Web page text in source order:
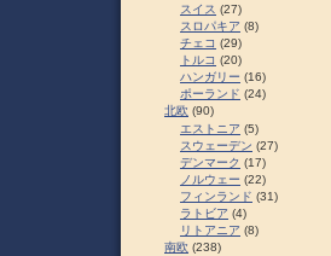
スイス (27)
スロパキア (8)
チェコ (29)
トルコ (20)
ハンガリー (16)
ポーランド (24)
北欧 (90)
エストニア (5)
スウェーデン (27)
デンマーク (17)
ノルウェー (22)
フィンランド (31)
ラトビア (4)
リトアニア (8)
南欧 (238)